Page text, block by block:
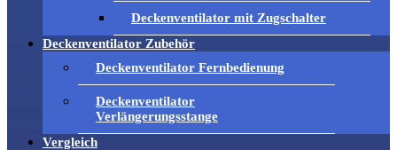
Deckenventilator mit Zugschalter
Deckenventilator Zubehör
Deckenventilator Fernbedienung
Deckenventilator
Verlängerungsstange
Vergleich